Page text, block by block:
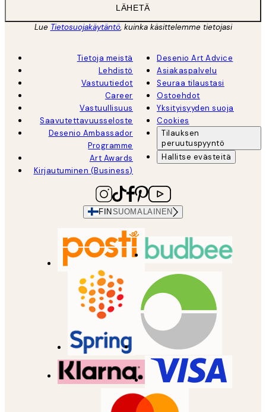
LÄHETÄ
Lue Tietosuojakäytäntö, kuinka käsittelemme tietojasi
Tietoja meistä
Lehdistö
Vastuutiedot
Career
Vastuullisuus
Saavutettavuusseloste
Desenio Ambassador
Programme
Art Awards
Kirjautuminen (Business)
Desenio Art Advice
Asiakaspalvelu
Seuraa tilaustasi
Ostoehdot
Yksityisyyden suoja
Cookies
Tilauksen
peruutuspyyntö
Hallitse evästeitä
FIN SUOMALAINEN